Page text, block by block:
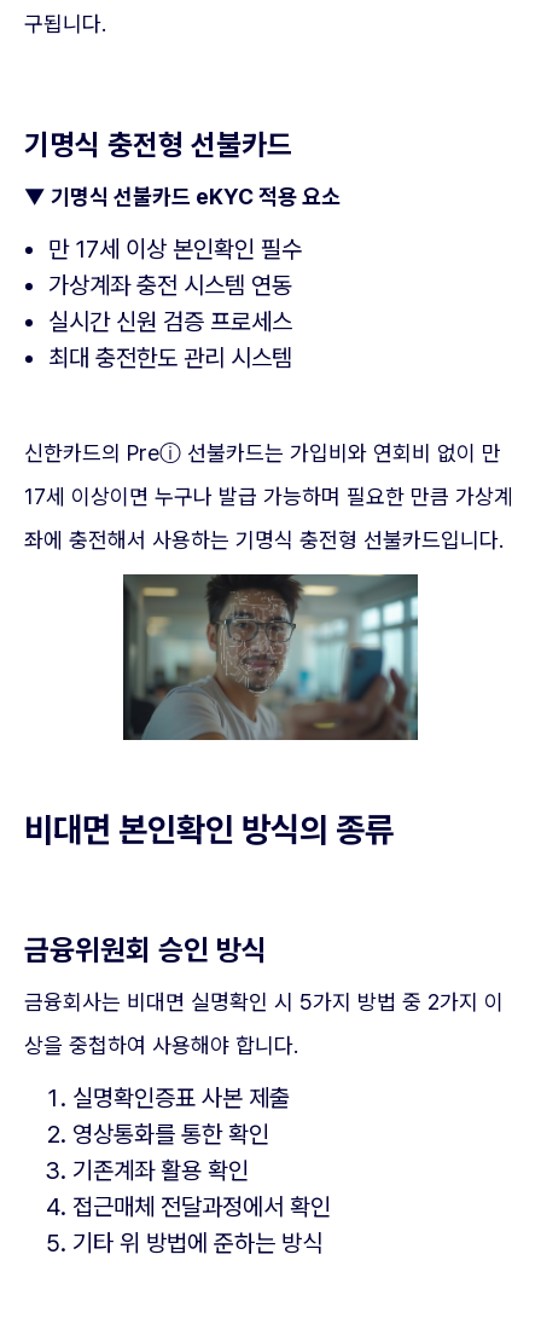
구됩니다.
기명식 충전형 선불카드
▼ 기명식 선불카드 eKYC 적용 요소
만 17세 이상 본인확인 필수
가상계좌 충전 시스템 연동
실시간 신원 검증 프로세스
최대 충전한도 관리 시스템
신한카드의 Preⓘ 선불카드는 가입비와 연회비 없이 만
17세 이상이면 누구나 발급 가능하며 필요한 만큼 가상계
좌에 충전해서 사용하는 기명식 충전형 선불카드입니다.
비대면 본인확인 방식의 종류
금융위원회 승인 방식
금융회사는 비대면 실명확인 시 5가지 방법 중 2가지 이
상을 중첩하여 사용해야 합니다.
실명확인증표 사본 제출
영상통화를 통한 확인
기존계좌 활용 확인
접근매체 전달과정에서 확인
기타 위 방법에 준하는 방식